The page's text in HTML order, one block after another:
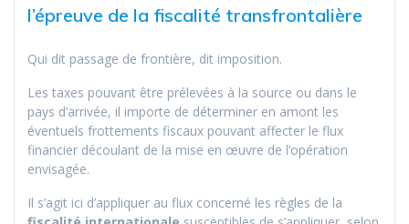
l’épreuve de la fiscalité transfrontalière
Qui dit passage de frontière, dit imposition.
Les taxes pouvant être prélevées à la source ou dans le
pays d’arrivée, il importe de déterminer en amont les
éventuels frottements fiscaux pouvant affecter le flux
financier découlant de la mise en œuvre de l’opération
envisagée.
Il s’agit ici d’appliquer au flux concerné les règles de la